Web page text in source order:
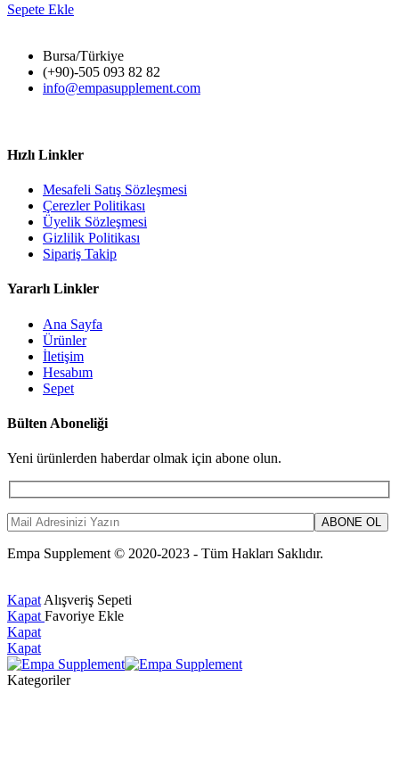
Sepete Ekle
Bursa/Türkiye
(+90)-505 093 82 82
info@empasupplement.com
Hızlı Linkler
Mesafeli Satış Sözleşmesi
Çerezler Politikası
Üyelik Sözleşmesi
Gizlilik Politikası
Sipariş Takip
Yararlı Linkler
Ana Sayfa
Ürünler
İletişim
Hesabım
Sepet
Bülten Aboneliği
Yeni ürünlerden haberdar olmak için abone olun.
Empa Supplement © 2020-2023 - Tüm Hakları Saklıdır.
Kapat Alışveriş Sepeti
Kapat Favoriye Ekle
Kapat
Kapat
Kategoriler